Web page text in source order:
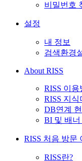
비밀번호
설정
내 정보
검색환경
About RISS
RISS 이용
RISS 지식
DB연계
BI 및 배너
RISS 처음 방문
RISS란?